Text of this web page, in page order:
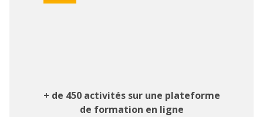
+ de 450 activités sur une plateforme
de formation en ligne